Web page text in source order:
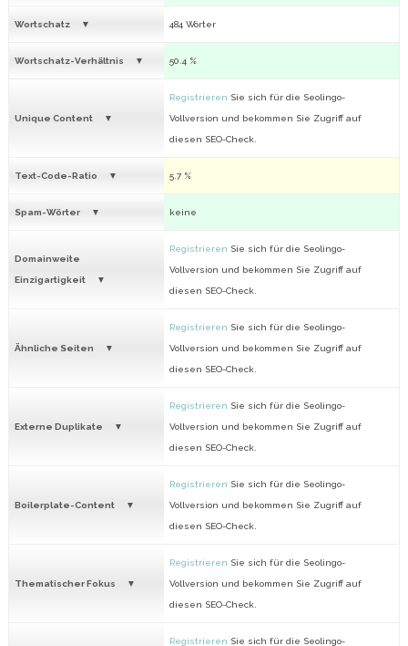
Wortschatz 484 Wörter
Wortschatz-Verhältnis 50.4 %
Unique Content
Registrieren Sie sich für die Seolingo-
Vollversion und bekommen Sie Zugriff auf
diesen SEO-Check.
Text-Code-Ratio 5.7 %
Spam-Wörter keine
Domainweite
Einzigartigkeit
Registrieren Sie sich für die Seolingo-
Vollversion und bekommen Sie Zugriff auf
diesen SEO-Check.
Ähnliche Seiten
Registrieren Sie sich für die Seolingo-
Vollversion und bekommen Sie Zugriff auf
diesen SEO-Check.
Externe Duplikate
Registrieren Sie sich für die Seolingo-
Vollversion und bekommen Sie Zugriff auf
diesen SEO-Check.
Boilerplate-Content
Registrieren Sie sich für die Seolingo-
Vollversion und bekommen Sie Zugriff auf
diesen SEO-Check.
Thematischer Fokus
Registrieren Sie sich für die Seolingo-
Vollversion und bekommen Sie Zugriff auf
diesen SEO-Check.
Registrieren Sie sich für die Seolingo-